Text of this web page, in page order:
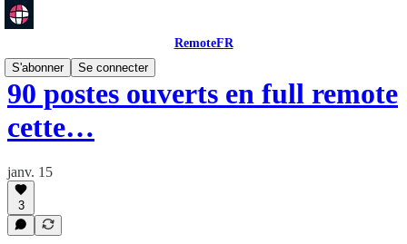
RemoteFR
S'abonner
Se connecter
90 postes ouverts en full remote
cette…
janv. 15
3